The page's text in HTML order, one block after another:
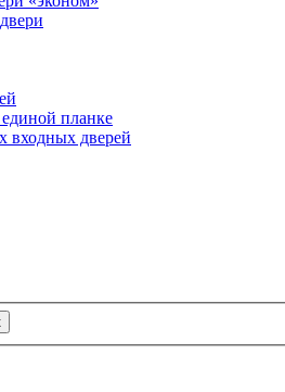
планке
входных дверей